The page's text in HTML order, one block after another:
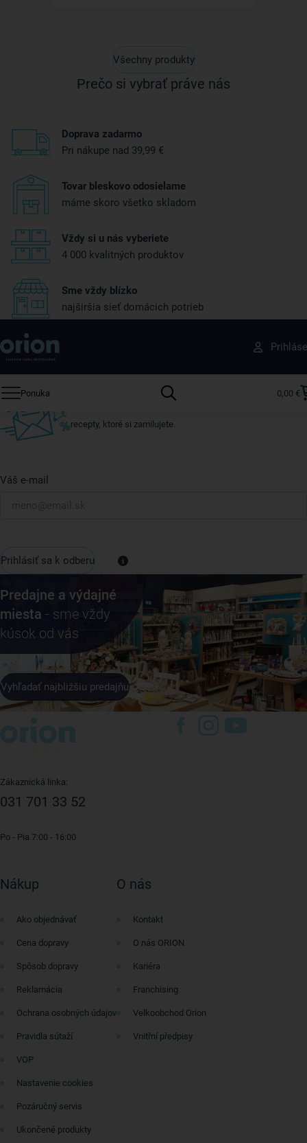
Všechny produkty
Prečo si vybrať práve nás
Doprava zadarmo
Pri nákupe nad 39,99 €
Tovar bleskovo odosielame
máme skoro všetko skladom
Vždy si u nás vyberiete
4 000 kvalitných produktov
Sme vždy blízko
najširšia sieť domácich potrieb
Ponuka 0,00 €
Získajte rady, recepty a tipy na zľavy skôr ako
ktokoľvek iný
Prihláste sa k odberu nášho newslettera.
recepty, ktoré si zamilujete.
Váš e-mail
Prihlásiť sa k odberu
Predajne a výdajné
miesta - sme vždy
kúsok od vás
Vyhľadať najbližšiu predajňu
Zákaznická linka:
031 701 33 52
Po - Pia 7:00 - 16:00
Nákup
Ako objednávať
Cena dopravy
Spôsob dopravy
Reklamácia
Ochrana osobných údajov
Pravidla sútaží
VOP
Nastavenie cookies
Pozáručný servis
Ukončené produkty
O nás
Kontakt
O nás ORION
Kariéra
Franchising
Velkoobchod Orion
Vnitřní předpisy